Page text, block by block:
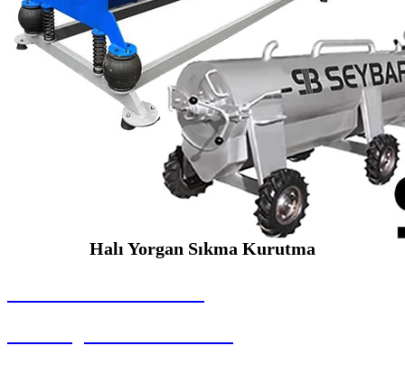
Halı Yorgan Sıkma Kurutma